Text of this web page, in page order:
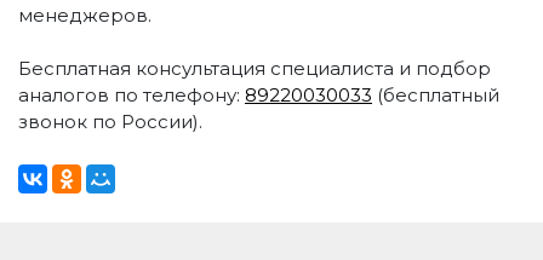
менеджеров.
Бесплатная консультация специалиста и подбор
аналогов по телефону: 89220030033 (бесплатный
звонок по России).